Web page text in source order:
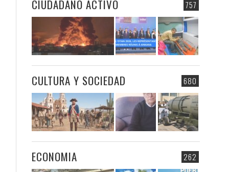
757
CIUDADANO ACTIVO
680
CULTURA Y SOCIEDAD
262
ECONOMIA